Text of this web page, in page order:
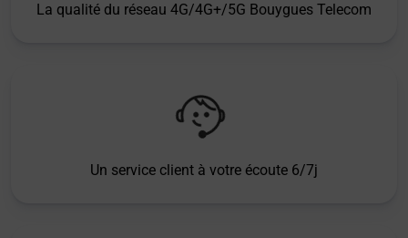
La qualité du réseau 4G/4G+/5G Bouygues Telecom
Un service client à votre écoute 6/7j